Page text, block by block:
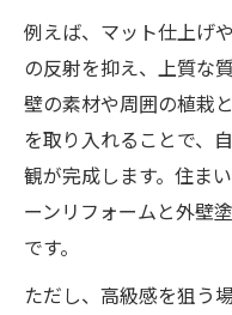
例えば、マット仕上げ
の反射を抑え、上質な
壁の素材や周囲の植栽
を取り入れることで、
観が完成します。住ま
ーンリフォームと外壁
です。
ただし、高級感を狙う